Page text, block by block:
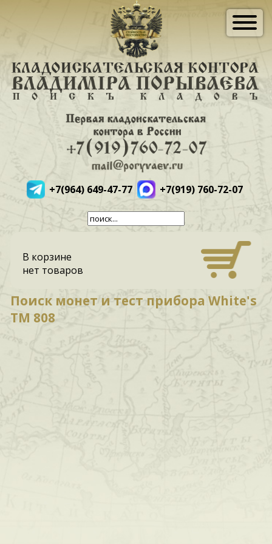
+7(964) 649-47-77 +7(919) 760-72-07
В корзине
нет товаров
Поиск монет и тест прибора White's
TM 808